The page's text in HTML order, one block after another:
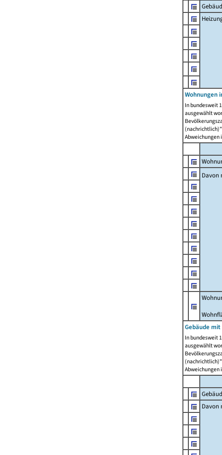
Wohnungen
In bundesweit
ausgewählt
Abweichungen
Davon
Gebäude
In bundesweit
ausgewählt
Abweichungen
Davon